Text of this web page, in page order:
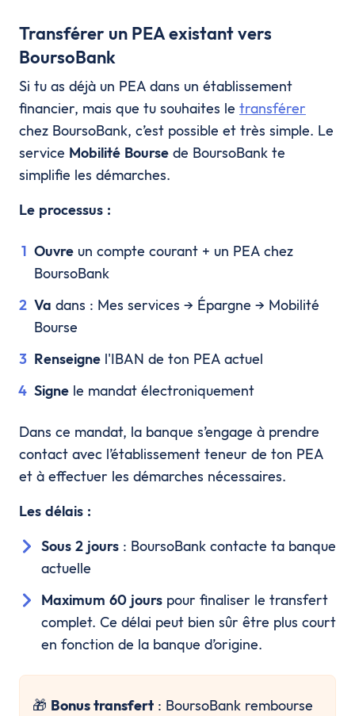
Transférer un PEA existant vers
BoursoBank
Si tu as déjà un PEA dans un établissement
financier, mais que tu souhaites le transférer
chez BoursoBank, c’est possible et très simple. Le
service Mobilité Bourse de BoursoBank te
simplifie les démarches.
Le processus :
Ouvre un compte courant + un PEA chez
BoursoBank
Va dans : Mes services → Épargne → Mobilité
Bourse
Renseigne l'IBAN de ton PEA actuel
Signe le mandat électroniquement
Dans ce mandat, la banque s’engage à prendre
contact avec l’établissement teneur de ton PEA
et à effectuer les démarches nécessaires.
Les délais :
Sous 2 jours : BoursoBank contacte ta banque
actuelle
Maximum 60 jours pour finaliser le transfert
complet. Ce délai peut bien sûr être plus court
en fonction de la banque d’origine.
🎁 Bonus transfert : BoursoBank rembourse